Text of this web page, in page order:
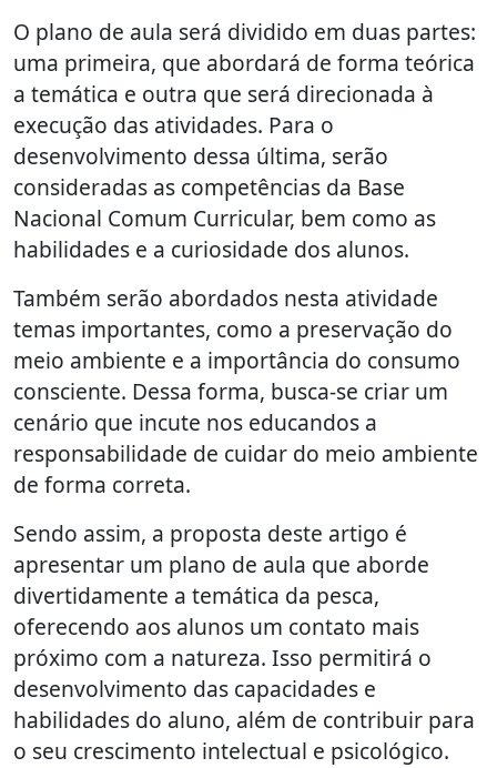
O plano de aula será dividido em duas partes:
uma primeira, que abordará de forma teórica
a temática e outra que será direcionada à
execução das atividades. Para o
desenvolvimento dessa última, serão
consideradas as competências da Base
Nacional Comum Curricular, bem como as
habilidades e a curiosidade dos alunos.
Também serão abordados nesta atividade
temas importantes, como a preservação do
meio ambiente e a importância do consumo
consciente. Dessa forma, busca-se criar um
cenário que incute nos educandos a
responsabilidade de cuidar do meio ambiente
de forma correta.
Sendo assim, a proposta deste artigo é
apresentar um plano de aula que aborde
divertidamente a temática da pesca,
oferecendo aos alunos um contato mais
próximo com a natureza. Isso permitirá o
desenvolvimento das capacidades e
habilidades do aluno, além de contribuir para
o seu crescimento intelectual e psicológico.